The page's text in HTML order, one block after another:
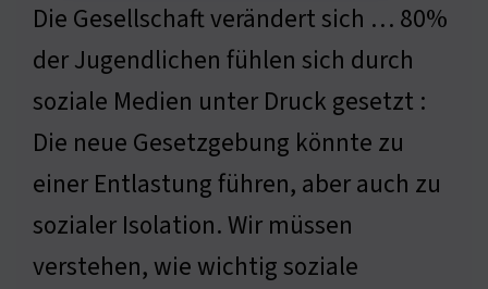
Die Gesellschaft verändert sich … 80%
der Jugendlichen fühlen sich durch
soziale Medien unter Druck gesetzt :
Die neue Gesetzgebung könnte zu
einer Entlastung führen, aber auch zu
sozialer Isolation. Wir müssen
verstehen, wie wichtig soziale